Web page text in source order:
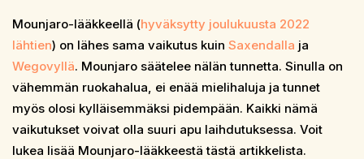
Mounjaro-lääkkeellä (hyväksytty joulukuusta 2022
lähtien) on lähes sama vaikutus kuin Saxendalla ja
Wegovyllä. Mounjaro säätelee nälän tunnetta. Sinulla on
vähemmän ruokahalua, ei enää mielihaluja ja tunnet
myös olosi kylläisemmäksi pidempään. Kaikki nämä
vaikutukset voivat olla suuri apu laihdutuksessa. Voit
lukea lisää Mounjaro-lääkkeestä tästä artikkelista.